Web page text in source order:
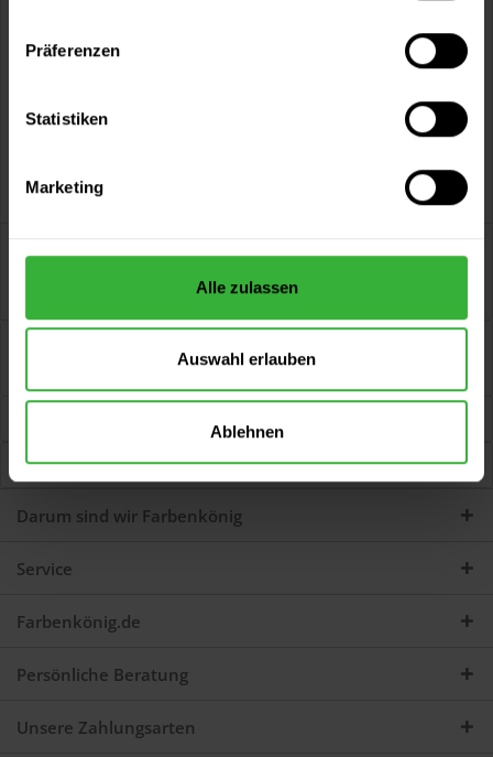
Präferenzen
Statistiken
Marketing
Alle zulassen
Auswahl erlauben
Ablehnen
Versand innerhalb von 48h*
Doppelblatt-Spachtel Doppelblattspachtel, rostfrei.
Ergonomischer 2K-Softgriff. Klinge und...
Kunden haben sich ebenfalls angesehen
Darum sind wir Farbenkönig
Service
Farbenkönig.de
Persönliche Beratung
Unsere Zahlungsarten